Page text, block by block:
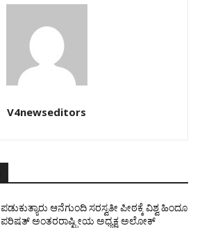
V4newseditors
ಪಡುಕುತ್ಯಾರು ಆನೆಗುಂದಿ ಸರಸ್ವತೀ ಪೀಠಕ್ಕೆ ವಿಶ್ವ ಹಿಂದೂ
ಪರಿಷತ್ ಅಂತರರಾಷ್ಟ್ರೀಯ ಅಧ್ಯಕ್ಷ ಅಲೋಕ್